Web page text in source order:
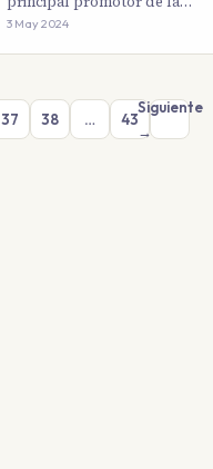
3 May 2024
37 38 … 43
Siguiente
→